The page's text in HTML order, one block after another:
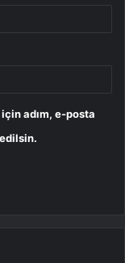
adım, e-posta